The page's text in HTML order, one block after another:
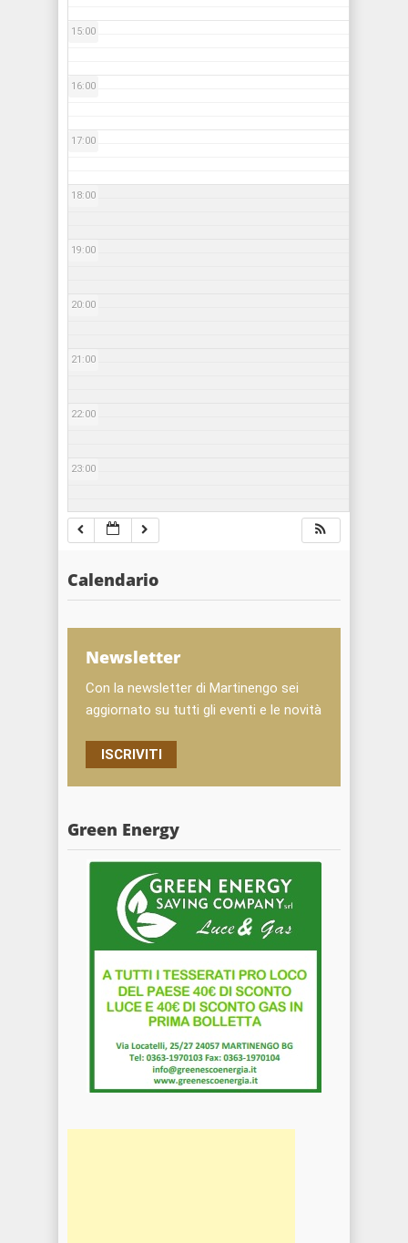
15:00
16:00
17:00
18:00
19:00
20:00
21:00
22:00
23:00
Calendario
Newsletter
Con la newsletter di Martinengo sei
aggiornato su tutti gli eventi e le novità
ISCRIVITI
Green Energy